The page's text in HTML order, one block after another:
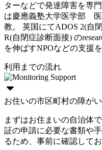
ターなどで発達障害を専
は慶應義塾大学医学部
教。 英国にてADOS 2(自
R(自閉症診断面接) の
を伸ばすNPOなどの支援
利用までの流れ
お住いの市区町村の障が
まずはお住まいの自治体
証の申請に必要な書類や
るため、事前に確認して